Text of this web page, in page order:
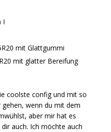
I
mit Glattgummi
mit glatter Bereifung
coolste config und mit so
wenn du mit dem
aber mir hat es
auch. Ich möchte auch